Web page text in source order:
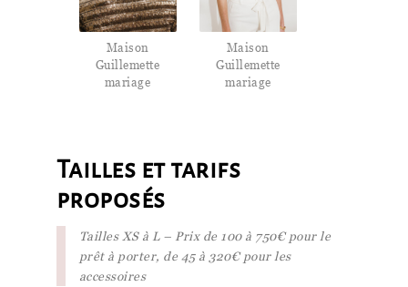
Maison
Guillemette
mariage
Maison
Guillemette
mariage
Tailles et tarifs
proposés
Tailles XS à L – Prix de 100 à 750€ pour le
prêt à porter, de 45 à 320€ pour les
accessoires